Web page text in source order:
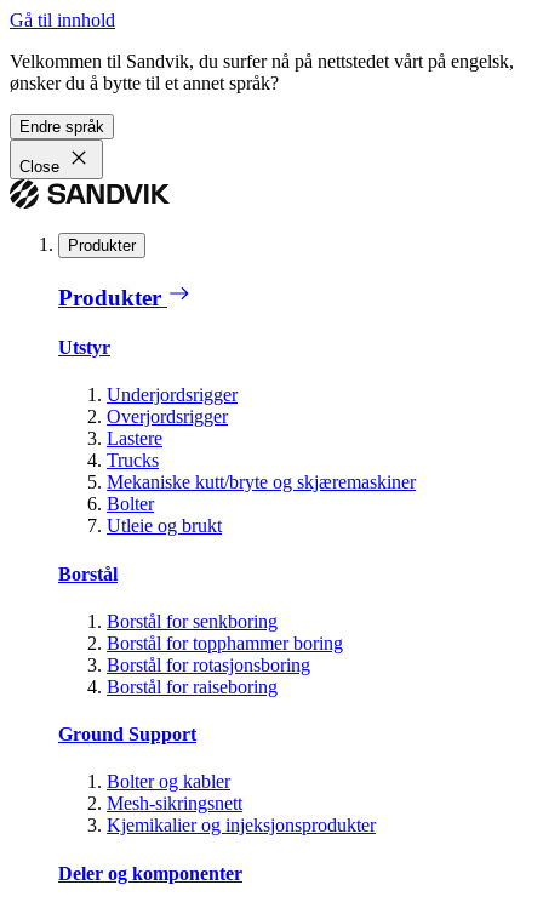
Gå til innhold
Velkommen til Sandvik, du surfer nå på nettstedet vårt på engelsk,
ønsker du å bytte til et annet språk?
Endre språk
Close
Produkter
Produkter
Utstyr
Underjordsrigger
Overjordsrigger
Lastere
Trucks
Mekaniske kutt/bryte og skjæremaskiner
Bolter
Utleie og brukt
Borstål
Borstål for senkboring
Borstål for topphammer boring
Borstål for rotasjonsboring
Borstål for raiseboring
Ground Support
Bolter og kabler
Mesh-sikringsnett
Kjemikalier og injeksjonsprodukter
Deler og komponenter